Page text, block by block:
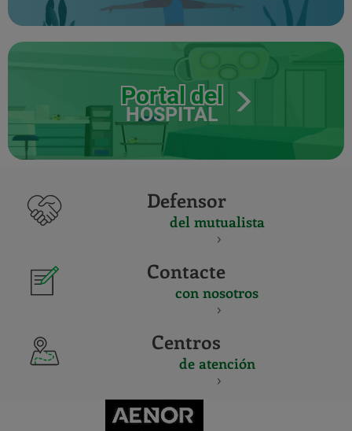
Portal del
HOSPITAL
Defensor
del mutualista
Contacte
con nosotros
Centros
de atención